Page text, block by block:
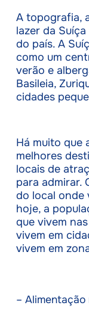
A topografia,
lazer da
do país. A
como um
verão e
Basileia,
cidades
Há muito que
melhores
locais de
para admirar.
do local onde
hoje, a
que vivem
vivem em
vivem em
– Alimentação